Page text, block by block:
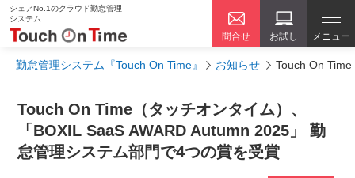
メニュー
シェアNo.1のクラウド勤怠管理
システム
問合せ お試し
勤怠管理システム『Touch On Time』 お知らせ Touch On
Touch On Time（タッチオンタイム）、
「BOXIL SaaS AWARD Autumn 2025」 勤
怠管理システム部門で4つの賞を受賞